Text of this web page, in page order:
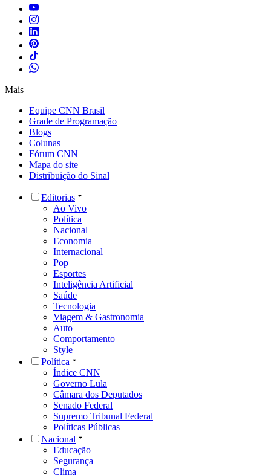
Mais
Equipe CNN Brasil
Grade de Programação
Blogs
Colunas
Fórum CNN
Mapa do site
Distribuição do Sinal
Editorias
Ao Vivo
Política
Nacional
Economia
Internacional
Pop
Esportes
Inteligência Artificial
Saúde
Tecnologia
Viagem & Gastronomia
Auto
Comportamento
Style
Política
Índice CNN
Governo Lula
Câmara dos Deputados
Senado Federal
Supremo Tribunal Federal
Políticas Públicas
Nacional
Educação
Segurança
Clima